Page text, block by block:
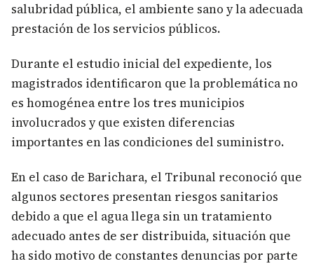
salubridad pública, el ambiente sano y la adecuada
prestación de los servicios públicos.
Durante el estudio inicial del expediente, los
magistrados identificaron que la problemática no
es homogénea entre los tres municipios
involucrados y que existen diferencias
importantes en las condiciones del suministro.
En el caso de Barichara, el Tribunal reconoció que
algunos sectores presentan riesgos sanitarios
debido a que el agua llega sin un tratamiento
adecuado antes de ser distribuida, situación que
ha sido motivo de constantes denuncias por parte